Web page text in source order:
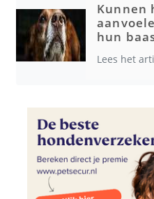
Kunnen
hun
Lees het